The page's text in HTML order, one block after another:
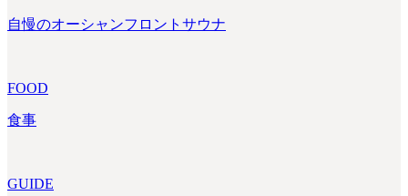
自慢のオーシャンフロントサウナ
FOOD
食事
GUIDE